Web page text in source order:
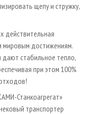
щепу и стружку,
действительная
мировым дос­тижениям.
стабильное тепло,
при этом 100%
Станкоагрегат»
транспортер